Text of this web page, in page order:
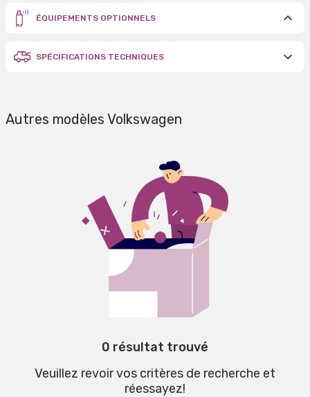
ÉQUIPEMENTS OPTIONNELS
SPÉCIFICATIONS TECHNIQUES
Autres modèles Volkswagen
0 résultat trouvé
Veuillez revoir vos critères de recherche et
réessayez!